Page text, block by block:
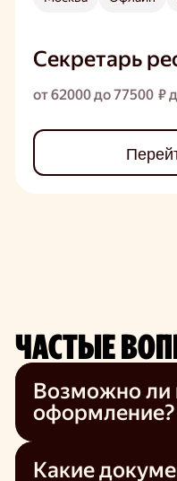
Секретарь
от 62000 до 77500 ₽
ЧАСТЫЕ
Возможно ли
оформление?
только
Какие